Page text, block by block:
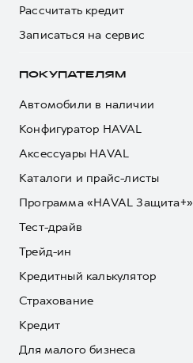
Рассчитать кредит
Записаться на сервис
ПОКУПАТЕЛЯМ
Автомобили в наличии
Конфигуратор HAVAL
Аксессуары HAVAL
Каталоги и прайс-листы
Программа «HAVAL Защита+»
Тест-драйв
Трейд-ин
Кредитный калькулятор
Страхование
Кредит
Для малого бизнеса